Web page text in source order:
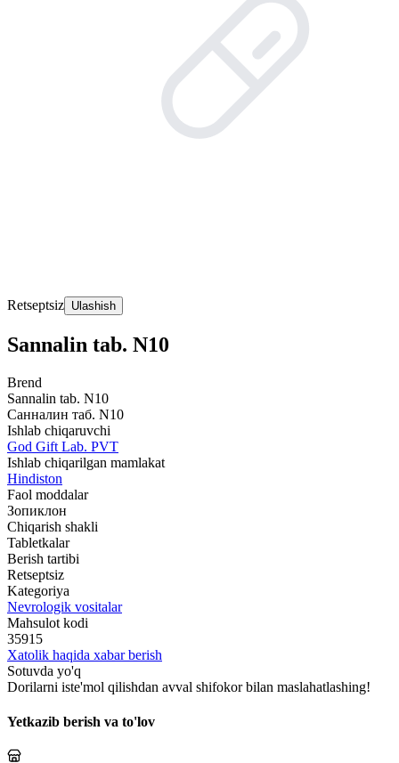
Retseptsiz Ulashish
Sannalin tab. N10
Brend
Sannalin tab. N10
Санналин таб. N10
Ishlab chiqaruvchi
God Gift Lab. PVT
Ishlab chiqarilgan mamlakat
Hindiston
Faol moddalar
Зопиклон
Chiqarish shakli
Tabletkalar
Berish tartibi
Retseptsiz
Kategoriya
Nevrologik vositalar
Mahsulot kodi
35915
Xatolik haqida xabar berish
Sotuvda yo'q
Dorilarni iste'mol qilishdan avval shifokor bilan maslahatlashing!
Yetkazib berish va to'lov